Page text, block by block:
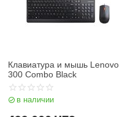
Клавиатура и мышь Lenovo
300 Combo Black
в наличии